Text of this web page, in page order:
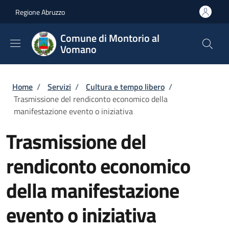
Regione Abruzzo
Comune di Montorio al
Vomano
Briciole di pane
Home / Servizi / Cultura e tempo libero /
Trasmissione del rendiconto economico della
manifestazione evento o iniziativa
Trasmissione del
rendiconto economico
della manifestazione
evento o iniziativa